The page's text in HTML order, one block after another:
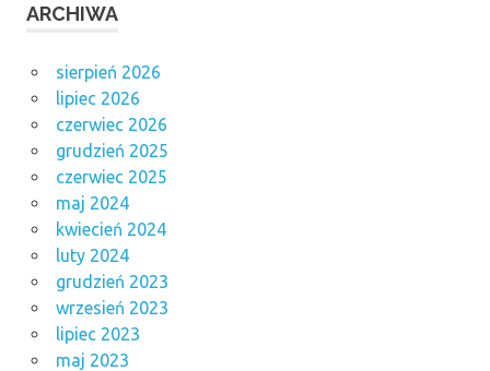
ARCHIWA
sierpień 2026
lipiec 2026
czerwiec 2026
grudzień 2025
czerwiec 2025
maj 2024
kwiecień 2024
luty 2024
grudzień 2023
wrzesień 2023
lipiec 2023
maj 2023